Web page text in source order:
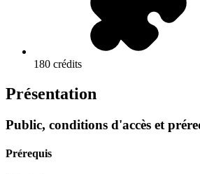
180 crédits
Présentation
Public, conditions d'accès et
Prérequis